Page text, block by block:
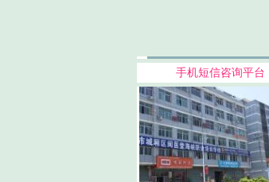
手机短信咨询平台